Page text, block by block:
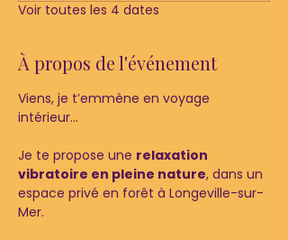
Voir toutes les 4 dates
À propos de l'événement
Viens, je t’emmène en voyage
intérieur…
Je te propose une relaxation
vibratoire en pleine nature, dans un
espace privé en forêt à Longeville-sur-
Mer.